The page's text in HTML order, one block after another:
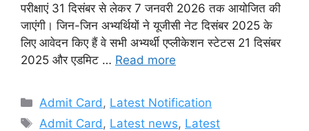
परीक्षाएं 31 दिसंबर से लेकर 7 जनवरी 2026 तक आयोजित की
जाएंगी। जिन-जिन अभ्यर्थियों ने यूजीसी नेट दिसंबर 2025 के
लिए आवेदन किए हैं वे सभी अभ्यर्थी एप्लीकेशन स्टेटस 21 दिसंबर
2025 और एडमिट … Read more
Categories
Admit Card , Latest Notification
Tags
Admit Card , Latest news, Latest